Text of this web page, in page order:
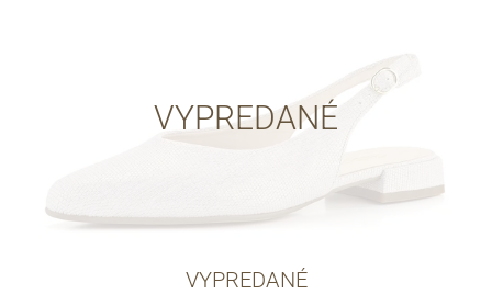
VYPREDANÉ
VYPREDANÉ